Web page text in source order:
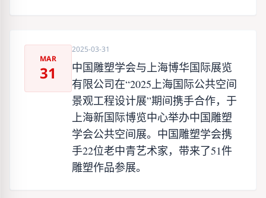
MAR
31
2025-03-31
中国雕塑学会与上海博华国际展览
有限公司在“2025上海国际公共空间
景观工程设计展”期间携手合作，于
上海新国际博览中心举办中国雕塑
学会公共空间展。中国雕塑学会携
手22位老中青艺术家，带来了51件
雕塑作品参展。